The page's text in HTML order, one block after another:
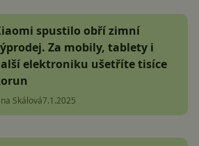
spustilo obří zimní
Za mobily, tablety i
elektroniku ušetříte tisíce
Skálová7.1.2025